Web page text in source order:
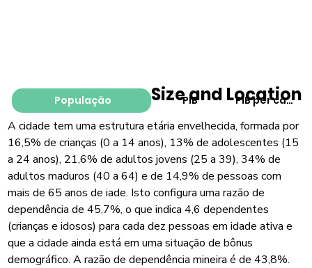
População PIB PIB per capita
Size and Location
A cidade tem uma estrutura etária envelhecida, formada por
16,5% de crianças (0 a 14 anos), 13% de adolescentes (15
a 24 anos), 21,6% de adultos jovens (25 a 39), 34% de
adultos maduros (40 a 64) e de 14,9% de pessoas com
mais de 65 anos de iade. Isto configura uma razão de
dependência de 45,7%, o que indica 4,6 dependentes
(crianças e idosos) para cada dez pessoas em idade ativa e
que a cidade ainda está em uma situação de bônus
demográfico. A razão de dependência mineira é de 43,8%.